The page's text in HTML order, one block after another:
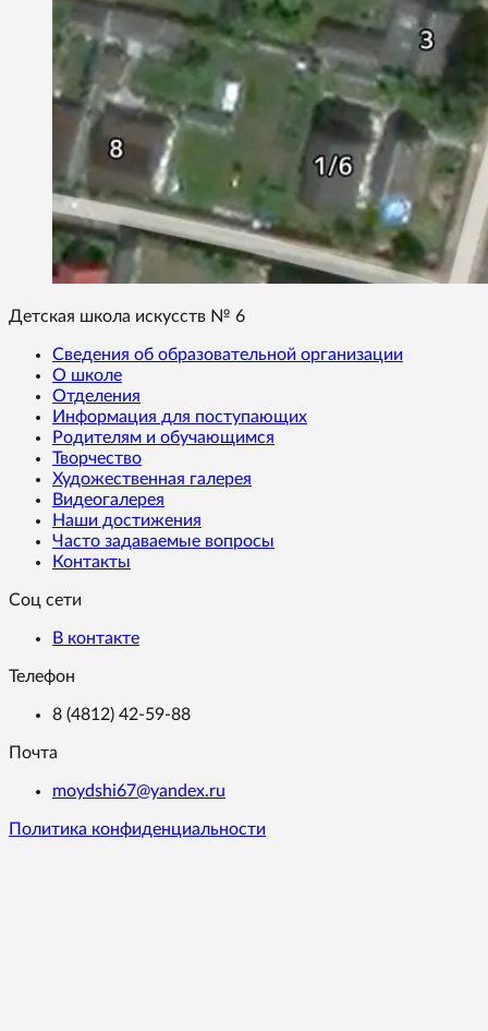
Детская школа искусств № 6
Сведения об образовательной организации
О школе
Отделения
Информация для поступающих
Родителям и обучающимся
Творчество
Художественная галерея
Видеогалерея
Наши достижения
Часто задаваемые вопросы
Контакты
Соц сети
В контакте
Телефон
8 (4812) 42-59-88
Почта
moydshi67@yandex.ru
Политика конфиденциальности